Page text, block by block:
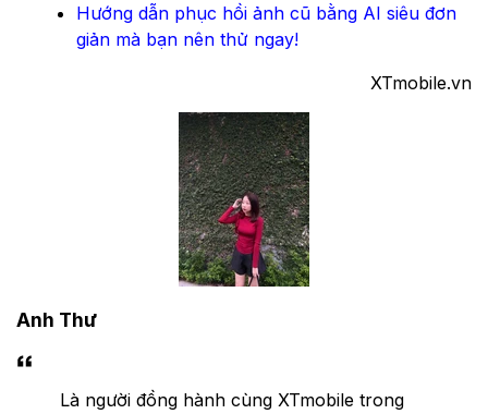
Hướng dẫn phục hồi ảnh cũ bằng AI siêu đơn
giản mà bạn nên thử ngay!
XTmobile.vn
Anh Thư
Là người đồng hành cùng XTmobile trong